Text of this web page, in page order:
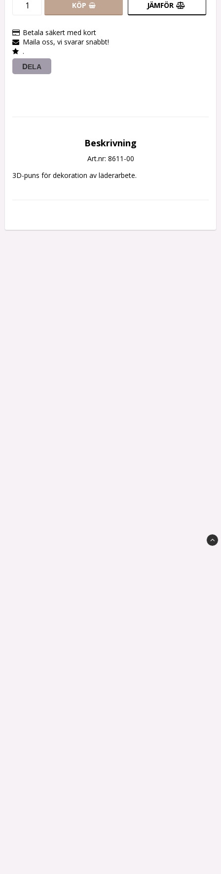
KÖP JÄMFÖR
Betala säkert med kort
Maila oss, vi svarar snabbt!
.
DELA
Beskrivning
Art.nr: 8611-00
3D-puns för dekoration av läderarbete.